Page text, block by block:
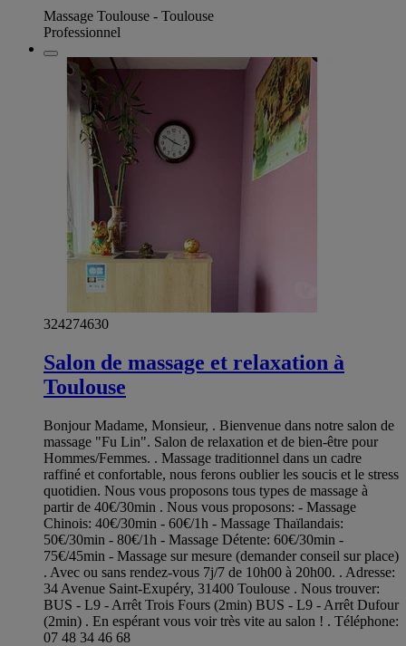
Massage Toulouse - Toulouse
Professionnel
324274630
Salon de massage et relaxation à
Toulouse
Bonjour Madame, Monsieur, . Bienvenue dans notre salon de
massage "Fu Lin". Salon de relaxation et de bien-être pour
Hommes/Femmes. . Massage traditionnel dans un cadre
raffiné et confortable, nous ferons oublier les soucis et le stress
quotidien. Nous vous proposons tous types de massage à
partir de 40€/30min . Nous vous proposons: - Massage
Chinois: 40€/30min - 60€/1h - Massage Thaïlandais:
50€/30min - 80€/1h - Massage Détente: 60€/30min -
75€/45min - Massage sur mesure (demander conseil sur place)
. Avec ou sans rendez-vous 7j/7 de 10h00 à 20h00. . Adresse:
34 Avenue Saint-Exupéry, 31400 Toulouse . Nous trouver:
BUS - L9 - Arrêt Trois Fours (2min) BUS - L9 - Arrêt Dufour
(2min) . En espérant vous voir très vite au salon ! . Téléphone:
07 48 34 46 68